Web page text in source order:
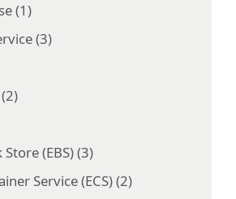
(1)
(3)
(EBS) (3)
Service (ECS) (2)